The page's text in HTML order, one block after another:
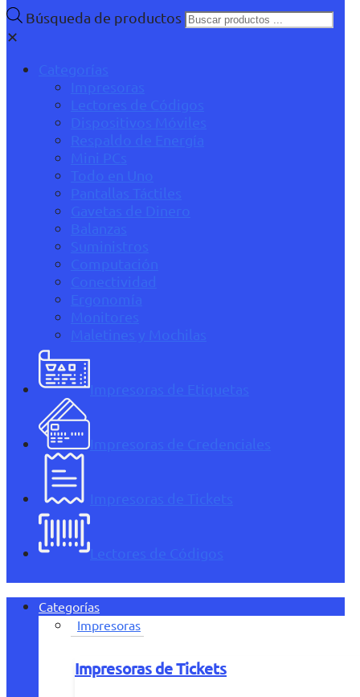
Búsqueda de productos
✕
Categorías
Impresoras
Lectores de Códigos
Dispositivos Móviles
Respaldo de Energía
Mini PCs
Todo en Uno
Pantallas Táctiles
Gavetas de Dinero
Balanzas
Suministros
Computación
Conectividad
Ergonomía
Monitores
Maletines y Mochilas
Impresoras de Etiquetas
Impresoras de Credenciales
Impresoras de Tickets
Lectores de Códigos
Categorías
Impresoras
Impresoras de Tickets